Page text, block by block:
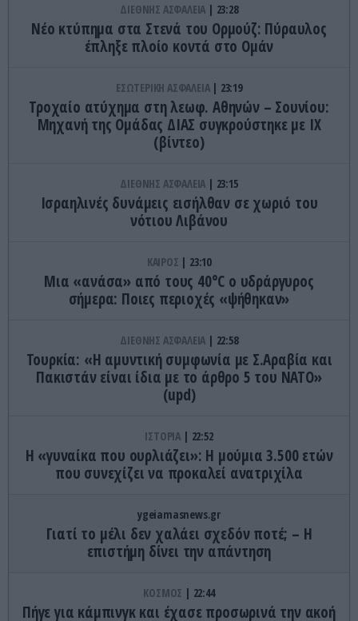
ΔΙΕΘΝΗΣ ΑΣΦΑΛΕΙΑ 23:28
Νέο κτύπημα στα Στενά του Ορμούζ: Πύραυλος
έπληξε πλοίο κοντά στο Ομάν
ΕΣΩΤΕΡΙΚΗ ΑΣΦΑΛΕΙΑ 23:19
Τροχαίο ατύχημα στη λεωφ. Αθηνών – Σουνίου:
Μηχανή της Ομάδας ΔΙΑΣ συγκρούστηκε με ΙΧ
(βίντεο)
ΔΙΕΘΝΗΣ ΑΣΦΑΛΕΙΑ 23:15
Ισραηλινές δυνάμεις εισήλθαν σε χωριό του
νότιου Λιβάνου
ΚΑΙΡΟΣ 23:10
Μια «ανάσα» από τους 40°C ο υδράργυρος
σήμερα: Ποιες περιοχές «ψήθηκαν»
ΔΙΕΘΝΗΣ ΑΣΦΑΛΕΙΑ 22:58
Τουρκία: «Η αμυντική συμφωνία με Σ.Αραβία και
Πακιστάν είναι ίδια με το άρθρο 5 του ΝΑΤΟ»
(upd)
ΙΣΤΟΡΙΑ 22:52
Η «γυναίκα που ουρλιάζει»: Η μούμια 3.500 ετών
που συνεχίζει να προκαλεί ανατριχίλα
ygeiamasnews.gr
Γιατί το μέλι δεν χαλάει σχεδόν ποτέ; – Η
επιστήμη δίνει την απάντηση
ΚΟΣΜΟΣ 22:44
Πήγε για κάμπινγκ και έχασε προσωρινά την ακοή